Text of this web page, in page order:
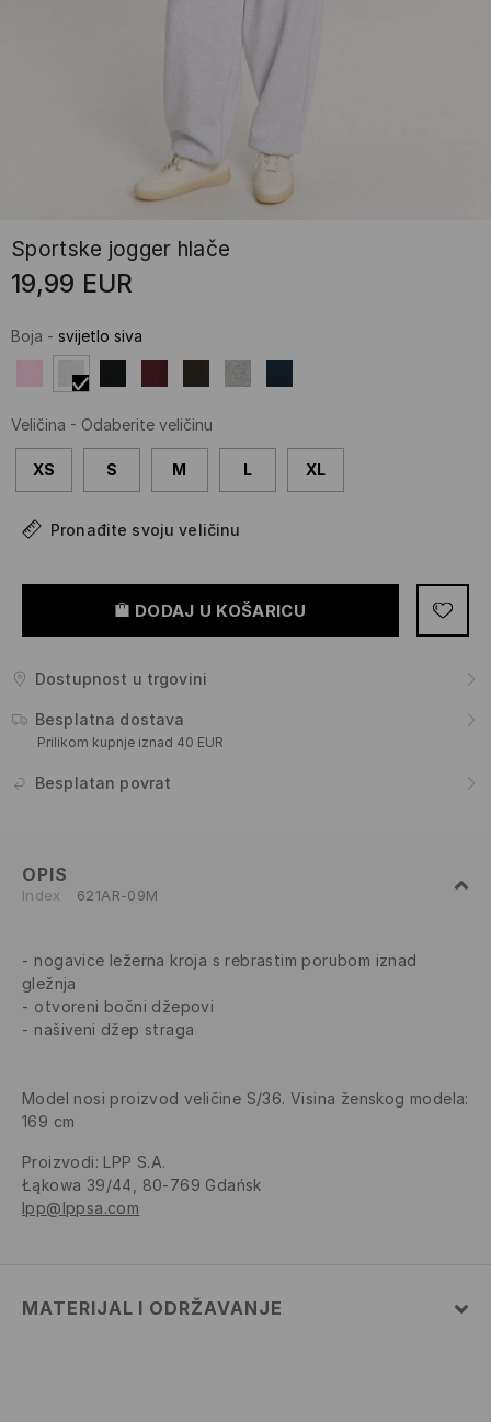
Sportske jogger hlače
19,99 EUR
Boja - svijetlo siva
Veličina - Odaberite veličinu
XS S M L XL
Pronađite svoju veličinu
DODAJ U KOŠARICU
Dostupnost u trgovini
Besplatna dostava
Prilikom kupnje iznad 40 EUR
Besplatan povrat
OPIS
Index 621AR-09M
nogavice ležerna kroja s rebrastim porubom iznad
gležnja
otvoreni bočni džepovi
našiveni džep straga
Model nosi proizvod veličine S/36. Visina ženskog modela:
169 cm
Proizvodi: LPP S.A.
Łąkowa 39/44, 80-769 Gdańsk
lpp@lppsa.com
MATERIJAL I ODRŽAVANJE